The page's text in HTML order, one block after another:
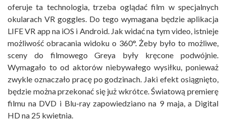
oferuje ta technologia, trzeba oglądać film w specjalnych
okularach VR goggles. Do tego wymagana będzie aplikacja
LIFE VR app na iOS i Android. Jak widać na tym video, istnieje
możliwość obracania widoku o 360°. Żeby było to możliwe,
sceny do filmowego Greya były kręcone podwójnie.
Wymagało to od aktorów niebywałego wysiłku, ponieważ
zwykle oznaczało pracę po godzinach. Jaki efekt osiągnięto,
będzie można przekonać się już wkrótce. Światową premierę
filmu na DVD i Blu-ray zapowiedziano na 9 maja, a Digital
HD na 25 kwietnia.